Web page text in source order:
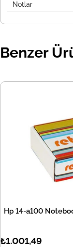
Notlar
Benzer
Hp 14-a100
₺1.001,49